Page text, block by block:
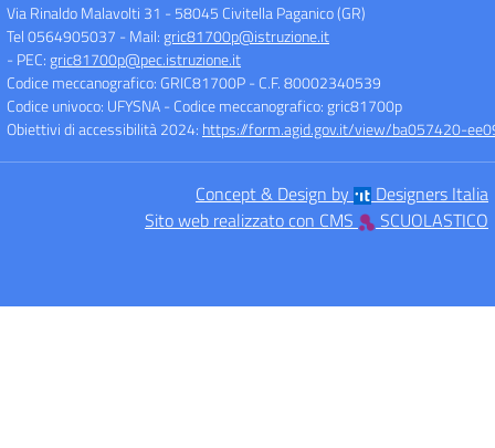
Via Rinaldo Malavolti 31 - 58045 Civitella Paganico (GR)
Tel 0564905037 - Mail:gric81700p@istruzione.it
- PEC:gric81700p@pec.istruzione.it
Codice meccanografico: GRIC81700P- C.F. 80002340539
Codice univoco: UFYSNA- Codice meccanografico: gric81700p
Obiettivi di accessibilità 2024: https://form.agid.gov.it/view/ba057420-
Concept & Design by
Designers Italia
Sito web realizzato con CMS
SCUOLASTICO